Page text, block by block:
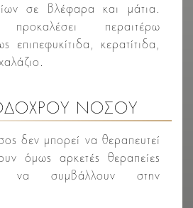
σε βλέφαρα και μάτια.
περαιτέρω
επιπεφυκίτιδα, κερατίτιδα,
ΝΟΣΟΥ
δεν μπορεί να θεραπευτεί
όμως αρκετές θεραπείες
να συμβάλλουν στην